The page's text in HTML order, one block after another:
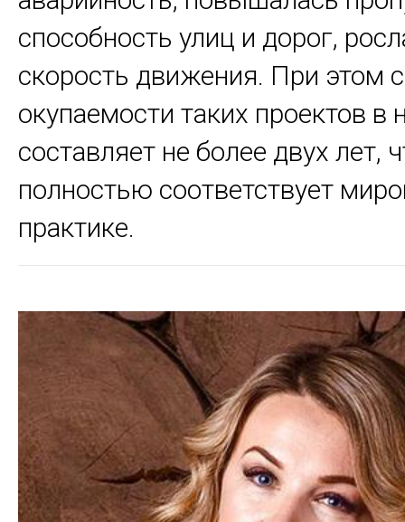
способность улиц и дорог,
скорость движения. При этом
окупаемости таких проектов в
составляет не более двух лет,
полностью соответствует
практике.